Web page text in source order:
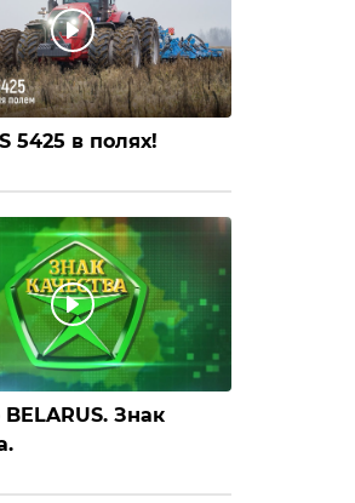
5425 в полях!
Знак